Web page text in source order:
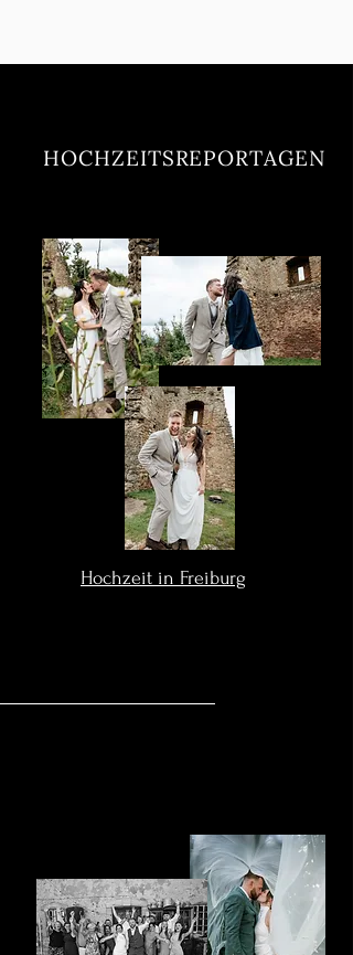
HOCHZEITSREPORTAGEN
Hochzeit in Freiburg